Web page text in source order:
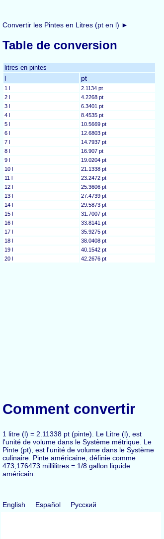
Convertir les Pintes en Litres (pt en l) ►
Table de conversion
litres en pintes
l pt
1 l
2.1134 pt
2 l
4.2268 pt
3 l
6.3401 pt
4 l
8.4535 pt
5 l
10.5669 pt
6 l
12.6803 pt
7 l
14.7937 pt
8 l
16.907 pt
9 l
19.0204 pt
10 l
21.1338 pt
11 l
23.2472 pt
12 l
25.3606 pt
13 l
27.4739 pt
14 l
29.5873 pt
15 l
31.7007 pt
16 l
33.8141 pt
17 l
35.9275 pt
18 l
38.0408 pt
19 l
40.1542 pt
20 l
42.2676 pt
Comment convertir
1 litre (l) = 2.11338 pt (pinte). Le Litre (l), est
l'unité de volume dans le Système métrique. Le
Pinte (pt), est l'unité de volume dans le Système
culinaire. Pinte américaine, définie comme
473,176473 millilitres = 1/8 gallon liquide
américain.
English Español Русский